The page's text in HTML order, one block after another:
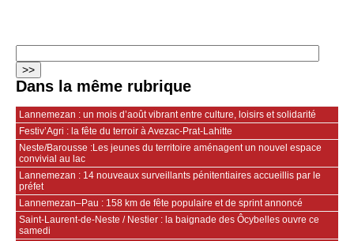
Dans la même rubrique
Lannemezan : un mois d’août vibrant entre culture, loisirs et solidarité
Festiv’Agri : la fête du terroir à Avezac-Prat-Lahitte
Neste/Barousse :Les jeunes du territoire aménagent un nouvel espace
convivial au lac
Lannemezan : 14 nouveaux surveillants pénitentiaires accueillis par le
préfet
Lannemezan–Pau : 158 km de fête populaire et de sprint annoncé
Saint-Laurent-de-Neste / Nestier : la baignade des Ôcybelles ouvre ce
samedi